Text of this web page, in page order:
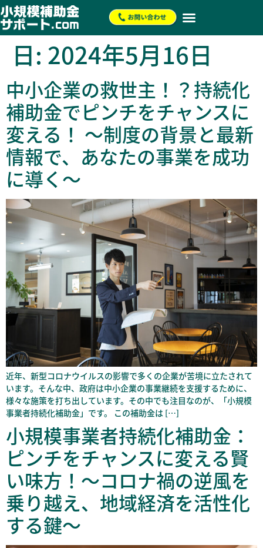
日: 2024年5月16日
中小企業の救世主！？持続化
補助金でピンチをチャンスに
変える！ ～制度の背景と最新
情報で、あなたの事業を成功
に導く～
近年、新型コロナウイルスの影響で多くの企業が苦境に立たされて
います。そんな中、政府は中小企業の事業継続を支援するために、
様々な施策を打ち出しています。その中でも注目なのが、「小規模
事業者持続化補助金」です。 この補助金は […]
小規模事業者持続化補助金：
ピンチをチャンスに変える賢
い味方！～コロナ禍の逆風を
乗り越え、地域経済を活性化
する鍵～